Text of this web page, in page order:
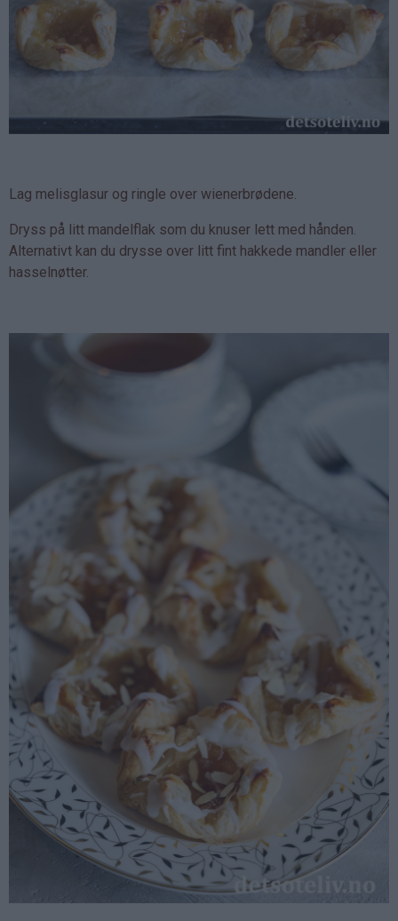
Lag melisglasur og ringle over wienerbrødene.
Dryss på litt mandelflak som du knuser lett med hånden.
Alternativt kan du drysse over litt fint hakkede mandler eller
hasselnøtter.